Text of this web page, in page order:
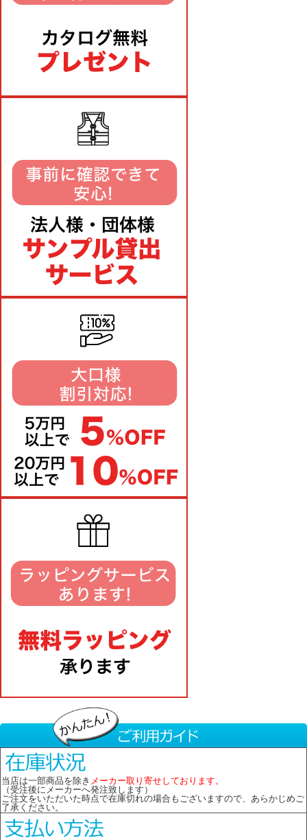
当店は一部商品を除き メーカー取り寄せしております。
（受注後にメーカーへ発注致します）
ご注文をいただいた時点で在庫切れの場合もございますので、あらかじめご
了承ください。